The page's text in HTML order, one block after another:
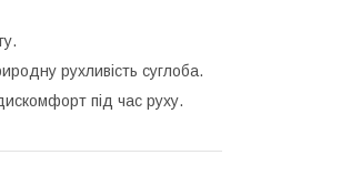
рухливість суглоба.
під час руху.